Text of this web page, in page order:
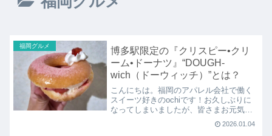
福岡グルメ
博多駅限定の『クリスピー•クリ
ーム•ドーナツ』“DOUGH-
wich（ドーウィッチ）”とは？
こんにちは。福岡のアパレル会社で働く
スイーツ好きのochiです！お久しぶりに
なってしまいましたが、皆さまお元気で
2026.01.04